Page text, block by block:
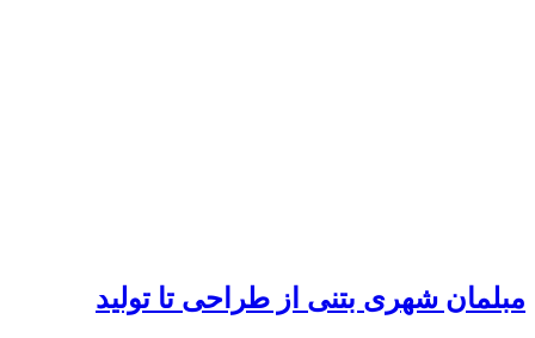
مبلمان شهری بتنی از طراحی تا تولید